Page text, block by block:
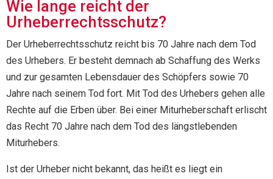
Wie lange reicht der
Urheberrechtsschutz?
Der Urheberrechtsschutz reicht bis 70 Jahre nach dem Tod
des Urhebers. Er besteht demnach ab Schaffung des Werks
und zur gesamten Lebensdauer des Schöpfers sowie 70
Jahre nach seinem Tod fort. Mit Tod des Urhebers gehen alle
Rechte auf die Erben über. Bei einer Miturheberschaft erlischt
das Recht 70 Jahre nach dem Tod des längstlebenden
Miturhebers.
Ist der Urheber nicht bekannt, das heißt es liegt ein